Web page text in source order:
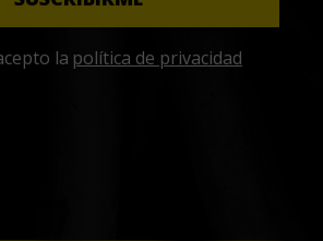
la política de privacidad